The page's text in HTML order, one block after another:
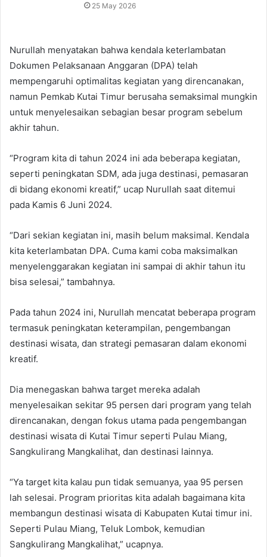
25 May 2026
Nurullah menyatakan bahwa kendala keterlambatan
Dokumen Pelaksanaan Anggaran (DPA) telah
mempengaruhi optimalitas kegiatan yang direncanakan,
namun Pemkab Kutai Timur berusaha semaksimal mungkin
untuk menyelesaikan sebagian besar program sebelum
akhir tahun.
“Program kita di tahun 2024 ini ada beberapa kegiatan,
seperti peningkatan SDM, ada juga destinasi, pemasaran
di bidang ekonomi kreatif,” ucap Nurullah saat ditemui
pada Kamis 6 Juni 2024.
“Dari sekian kegiatan ini, masih belum maksimal. Kendala
kita keterlambatan DPA. Cuma kami coba maksimalkan
menyelenggarakan kegiatan ini sampai di akhir tahun itu
bisa selesai,” tambahnya.
Pada tahun 2024 ini, Nurullah mencatat beberapa program
termasuk peningkatan keterampilan, pengembangan
destinasi wisata, dan strategi pemasaran dalam ekonomi
kreatif.
Dia menegaskan bahwa target mereka adalah
menyelesaikan sekitar 95 persen dari program yang telah
direncanakan, dengan fokus utama pada pengembangan
destinasi wisata di Kutai Timur seperti Pulau Miang,
Sangkulirang Mangkalihat, dan destinasi lainnya.
“Ya target kita kalau pun tidak semuanya, yaa 95 persen
lah selesai. Program prioritas kita adalah bagaimana kita
membangun destinasi wisata di Kabupaten Kutai timur ini.
Seperti Pulau Miang, Teluk Lombok, kemudian
Sangkulirang Mangkalihat,” ucapnya.